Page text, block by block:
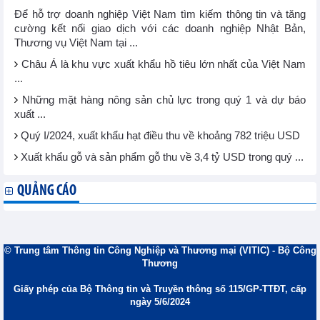
Để hỗ trợ doanh nghiệp Việt Nam tìm kiếm thông tin và tăng
cường kết nối giao dịch với các doanh nghiệp Nhật Bản,
Thương vụ Việt Nam tại ...
Châu Á là khu vực xuất khẩu hồ tiêu lớn nhất của Việt Nam
...
Những mặt hàng nông sản chủ lực trong quý 1 và dự báo
xuất ...
Quý I/2024, xuất khẩu hạt điều thu về khoảng 782 triệu USD
Xuất khẩu gỗ và sản phẩm gỗ thu về 3,4 tỷ USD trong quý ...
QUẢNG CÁO
© Trung tâm Thông tin Công Nghiệp và Thương mại (VITIC) - Bộ Công
Thương
Giấy phép của Bộ Thông tin và Truyền thông số 115/GP-TTĐT, cấp
ngày 5/6/2024